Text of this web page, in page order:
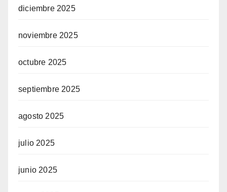
diciembre 2025
noviembre 2025
octubre 2025
septiembre 2025
agosto 2025
julio 2025
junio 2025